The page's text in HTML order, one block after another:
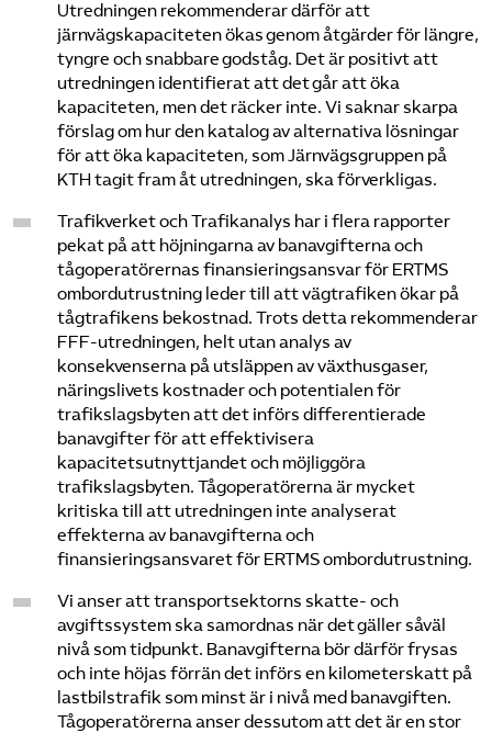
Sök på tagforetagen.se
Utredningen rekommenderar därför att
järnvägskapaciteten ökas genom åtgärder för längre,
tyngre och snabbare godståg. Det är positivt att
utredningen identifierat att det går att öka
kapaciteten, men det räcker inte. Vi saknar skarpa
förslag om hur den katalog av alternativa lösningar
för att öka kapaciteten, som Järnvägsgruppen på
KTH tagit fram åt utredningen, ska förverkligas.
Trafikverket och Trafikanalys har i flera rapporter
pekat på att höjningarna av banavgifterna och
tågoperatörernas finansieringsansvar för ERTMS
ombordutrustning leder till att vägtrafiken ökar på
tågtrafikens bekostnad. Trots detta rekommenderar
FFF-utredningen, helt utan analys av
konsekvenserna på utsläppen av växthusgaser,
näringslivets kostnader och potentialen för
trafikslagsbyten att det införs differentierade
banavgifter för att effektivisera
kapacitetsutnyttjandet och möjliggöra
trafikslagsbyten. Tågoperatörerna är mycket
kritiska till att utredningen inte analyserat
effekterna av banavgifterna och
finansieringsansvaret för ERTMS ombordutrustning.
Vi anser att transportsektorns skatte- och
avgiftssystem ska samordnas när det gäller såväl
nivå som tidpunkt. Banavgifterna bör därför frysas
och inte höjas förrän det införs en kilometerskatt på
lastbilstrafik som minst är i nivå med banavgiften.
Tågoperatörerna anser dessutom att det är en stor